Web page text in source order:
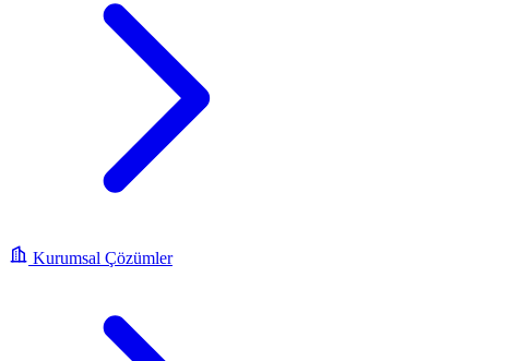
Kurumsal Çözümler